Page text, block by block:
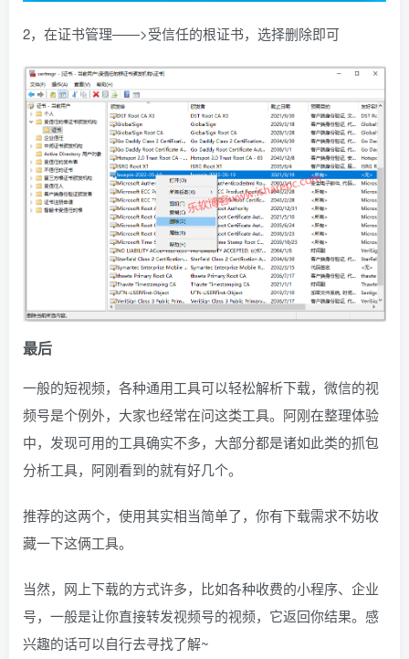
2，在证书管理——>受信任的根证书，选择删除即可
最后
一般的短视频，各种通用工具可以轻松解析下载，微信的视
频号是个例外，大家也经常在问这类工具。阿刚在整理体验
中，发现可用的工具确实不多，大部分都是诸如此类的抓包
分析工具，阿刚看到的就有好几个。
推荐的这两个，使用其实相当简单了，你有下载需求不妨收
藏一下这俩工具。
当然，网上下载的方式许多，比如各种收费的小程序、企业
号，一般是让你直接转发视频号的视频，它返回你结果。感
兴趣的话可以自行去寻找了解~